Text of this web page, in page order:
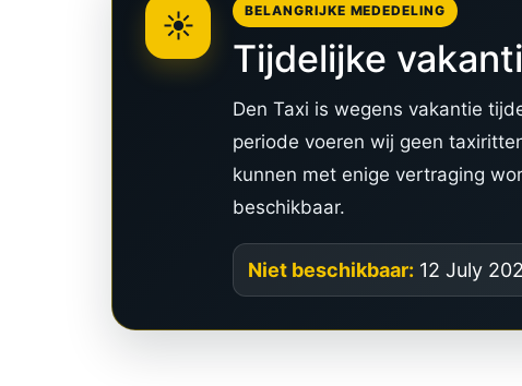
☀️ BELANGRIJKE MEDEDELING
Tijdelijke
Den Taxi is wegens vakantie
periode voeren wij geen
kunnen met enige vertraging
beschikbaar.
Niet beschikbaar: 12 July